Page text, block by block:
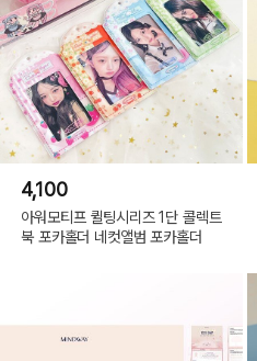
4,100
아워모티프 퀼팅시리즈 1단 콜렉트
북 포카홀더 네컷앨범 포카홀더